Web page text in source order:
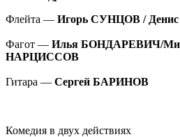
Флейта — Игорь СУНЦОВ /
Фагот — Илья БОНДАРЕВИЧ/
НАРЦИССОВ
Гитара — Сергей БАРИНОВ
Комедия в двух действиях